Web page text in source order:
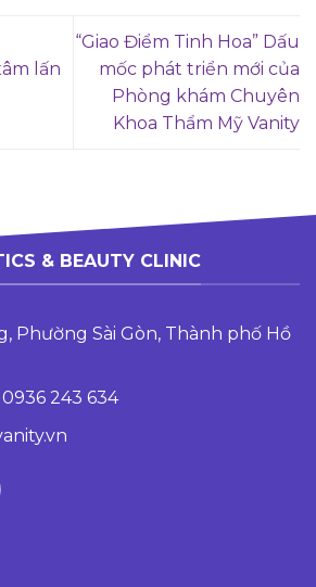
lấn
“Giao Điểm Tinh Hoa” Dấu
mốc phát triển mới của
Phòng khám Chuyên
Khoa Thẩm Mỹ Vanity
& BEAUTY CLINIC
Phường Sài Gòn, Thành phố Hồ
243 634